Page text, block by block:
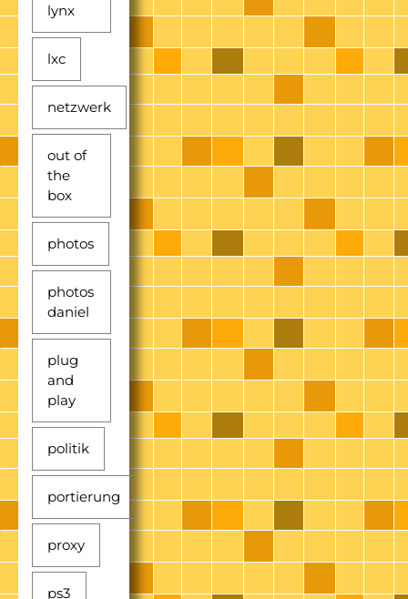
lynx
lxc
netzwerk
out of
the
box
photos
photos
daniel
plug
and
play
politik
portierung
proxy
ps3